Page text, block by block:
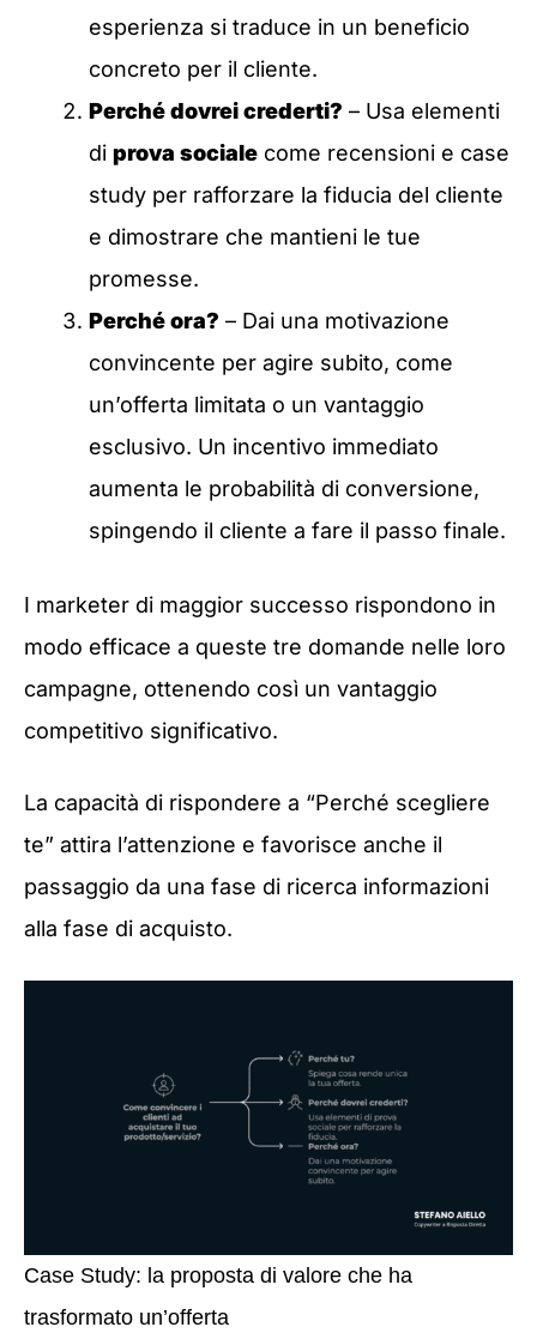
esperienza si traduce in un beneficio
concreto per il cliente.
Perché dovrei crederti? – Usa elementi
di prova sociale come recensioni e case
study per rafforzare la fiducia del cliente
e dimostrare che mantieni le tue
promesse.
Perché ora? – Dai una motivazione
convincente per agire subito, come
un’offerta limitata o un vantaggio
esclusivo. Un incentivo immediato
aumenta le probabilità di conversione,
spingendo il cliente a fare il passo finale.
I marketer di maggior successo rispondono in
modo efficace a queste tre domande nelle loro
campagne, ottenendo così un vantaggio
competitivo significativo.
La capacità di rispondere a “Perché scegliere
te” attira l’attenzione e favorisce anche il
passaggio da una fase di ricerca informazioni
alla fase di acquisto.
Case Study: la proposta di valore che ha
trasformato un’offerta